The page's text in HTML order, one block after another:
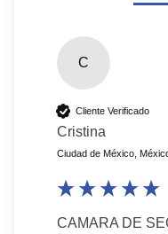
C
Cliente Verificado
Cristina
Ciudad de México,
CAMARA DE